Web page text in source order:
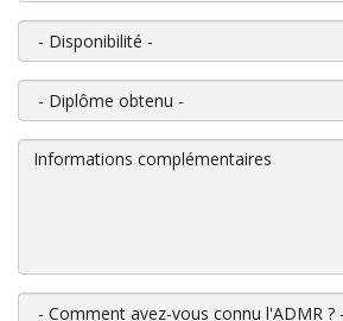
Disponibilité
Diplôme obtenu
Informations complémentaires
Comment avez-vous connu l'ADMR ?